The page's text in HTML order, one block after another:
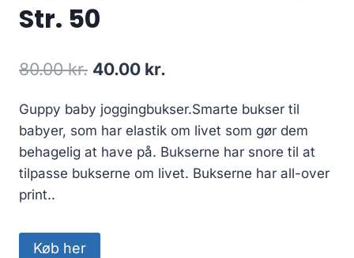
Str. 50
80.00kr. Original
was:
80.00 kr..
40.00 kr.
is:
40.00 kr..
Guppy baby joggingbukser.Smarte bukser til
babyer, som har elastik om livet som gør dem
behagelig at have på. Bukserne har snore til at
tilpasse bukserne om livet. Bukserne har all-over
print..
Køb her